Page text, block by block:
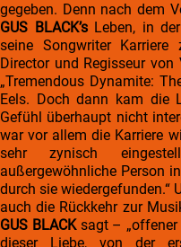
gegeben. Denn nach dem
GUS BLACK’sLeben, in der
seine Songwriter
Director und Regisseur
„Tremendous Dynamite:
Eels. Doch dann kam die
Gefühl überhaupt nicht
war vor allem die Karriere
sehr zynisch
außergewöhnliche Person
durch sie wiedergefunden.“
auch die Rückkehr zur
GUS BLACKsagt – „offener
dieser Liebe, von der